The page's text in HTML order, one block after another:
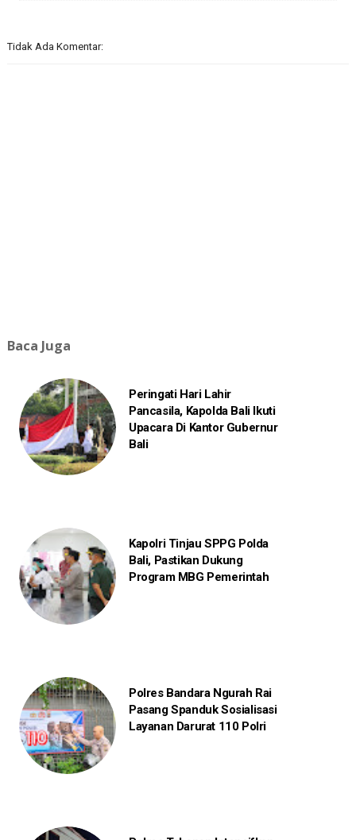
Tidak Ada Komentar:
Baca Juga
Peringati Hari Lahir
Pancasila, Kapolda Bali Ikuti
Upacara Di Kantor Gubernur
Bali
Kapolri Tinjau SPPG Polda
Bali, Pastikan Dukung
Program MBG Pemerintah
Polres Bandara Ngurah Rai
Pasang Spanduk Sosialisasi
Layanan Darurat 110 Polri